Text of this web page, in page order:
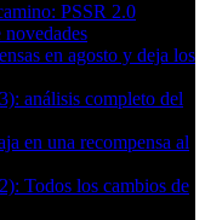
PSSR 2.0
en agosto y deja los
análisis completo del
en una recompensa al
Todos los cambios de